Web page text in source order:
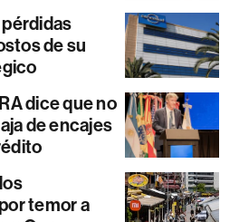
de su
dice que no
de encajes
temor a